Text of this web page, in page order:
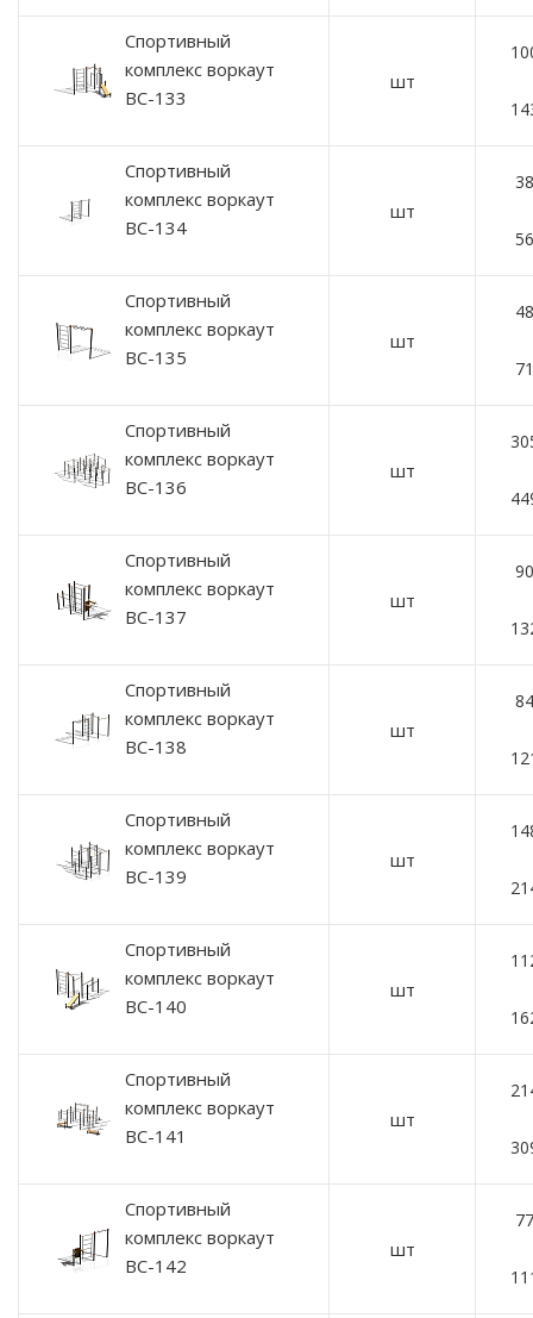
Спортивный
комплекс воркаут
ВС-133
шт
Спортивный
комплекс воркаут
ВС-134
шт
Спортивный
комплекс воркаут
ВС-135
шт
Спортивный
комплекс воркаут
ВС-136
шт
Спортивный
комплекс воркаут
ВС-137
шт
Спортивный
комплекс воркаут
ВС-138
шт
Спортивный
комплекс воркаут
ВС-139
шт
Спортивный
комплекс воркаут
ВС-140
шт
Спортивный
комплекс воркаут
ВС-141
шт
Спортивный
комплекс воркаут
ВС-142
шт